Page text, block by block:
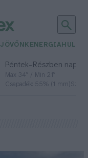
JÖVŐNK ENERGIA
Péntek– Részben
Max 34° / Min 21°
Csapadék: 55% (1 mm)Szél: